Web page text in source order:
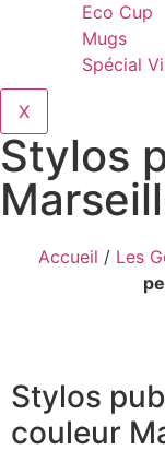
Eco Cup
Mugs
Spécial
X
Stylos
Accueil / Les
Stylos
couleur